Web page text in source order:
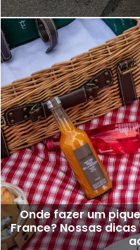
Onde fazer um
France? Nossas